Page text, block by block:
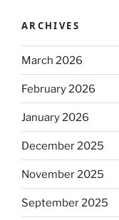
ARCHIVES
March 2026
February 2026
January 2026
December 2025
November 2025
September 2025